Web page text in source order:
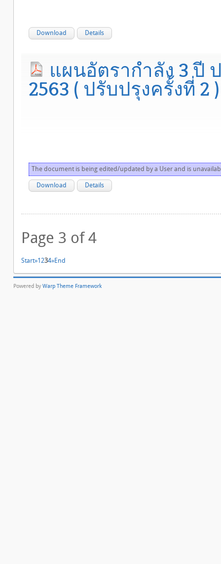
Download Details
แผนอัตรากำลัง 3 ปี
2563 ( ปรับปรุงครั้งที่ 2 )
The document is being edited/updated by a User and is
Download Details
Page 3 of 4
Start»1 234»End
Powered by Warp Theme Framework